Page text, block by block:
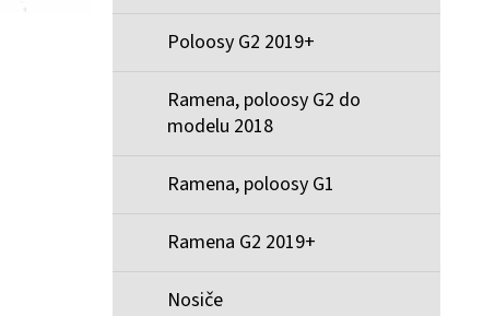
Poloosy G2 2019+
Ramena, poloosy G2 do
modelu 2018
Ramena, poloosy G1
Ramena G2 2019+
Nosiče